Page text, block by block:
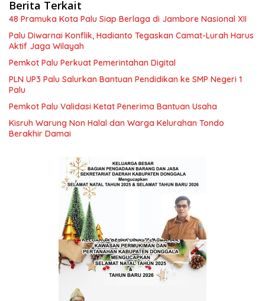
Berita Terkait
48 Pramuka Kota Palu Siap Berlaga di Jambore Nasional XII
Palu Diwarnai Konflik, Hadianto Tegaskan Camat-Lurah Harus
Aktif Jaga Wilayah
Pemkot Palu Perkuat Pemerintahan Digital
PLN UP3 Palu Salurkan Bantuan Pendidikan ke SMP Negeri 1
Palu
Pemkot Palu Validasi Ketat Penerima Bantuan Usaha
Kisruh Warung Non Halal dan Warga Kelurahan Tondo
Berakhir Damai